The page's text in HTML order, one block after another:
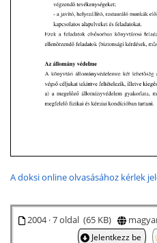
A doksi online olvasásához kérlek
2004 · 7 oldal (65 KB)
Jelentkezz be